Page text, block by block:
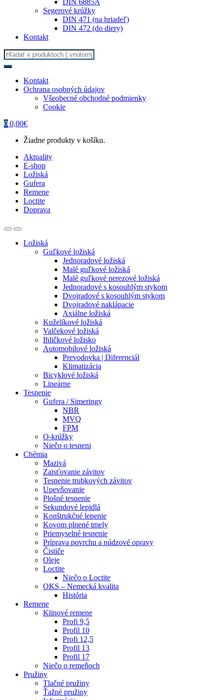
DIN 6885A
Segerové krúžky
DIN 471 (na hriadeľ)
DIN 472 (do diery)
Kontakt
Search
for:
Kontakt
Ochrana osobných údajov
Všeobecné obchodné podmienky
Cookie
0 0,00€
Žiadne produkty v košíku.
Aktuality
E-shop
Ložiská
Gufera
Remene
Loctite
Doprava
Ložiská
Guľkové ložiská
Jednoradové ložiská
Malé guľkové ložiská
Malé guľkové nerezové ložiská
Jednoradové s kosouhlým stykom
Dvojradové s kosouhlým stykom
Dvojradové naklápacie
Axiálne ložiská
Kuželíkové ložiská
Valčekové ložiská
Ihličkové ložisko
Automobilové ložiská
Prevodovka | Diferenciál
Klimatizácia
Bicyklové ložiská
Lineárne
Tesnenie
Gufera / Simeringy
NBR
MVQ
FPM
O-krúžky
Niečo o tesneni
Chémia
Mazivá
Zaisťovanie závitov
Tesnenie trubkových závitov
Upevňovanie
Plošné tesnenie
Sekundové lepidlá
Konštrukčné lepenie
Kovom plnené tmely
Priemyselné tesnenie
Príprava povrchu a núdzové opravy
Čističe
Oleje
Loctite
Niečo o Loctite
OKS – Nemecká kvalita
História
Remene
Klinové remene
Profi 9,5
Profil 10
Profi 12,5
Profil 13
Profil 17
Niečo o remeňoch
Pružiny
Tlačné pružiny
Ťažné pružiny